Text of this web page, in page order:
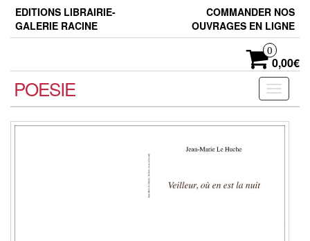
Skip
the
EDITIONS LIBRAIRIE-
GALERIE RACINE
COMMANDER NOS
OUVRAGES EN LIGNE
0
0,00€
Toggle
POESIE